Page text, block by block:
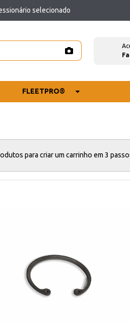
selecionado
FLEETPRO®
para criar um carrinho em 3